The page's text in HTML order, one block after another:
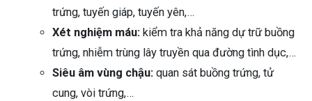
trứng, tuyến giáp, tuyến yên,…
Xét nghiệm máu: kiểm tra khả năng dự trữ buồng
trứng, nhiễm trùng lây truyền qua đường tình dục,…
Siêu âm vùng chậu: quan sát buồng trứng, tử
cung, vòi trứng,…